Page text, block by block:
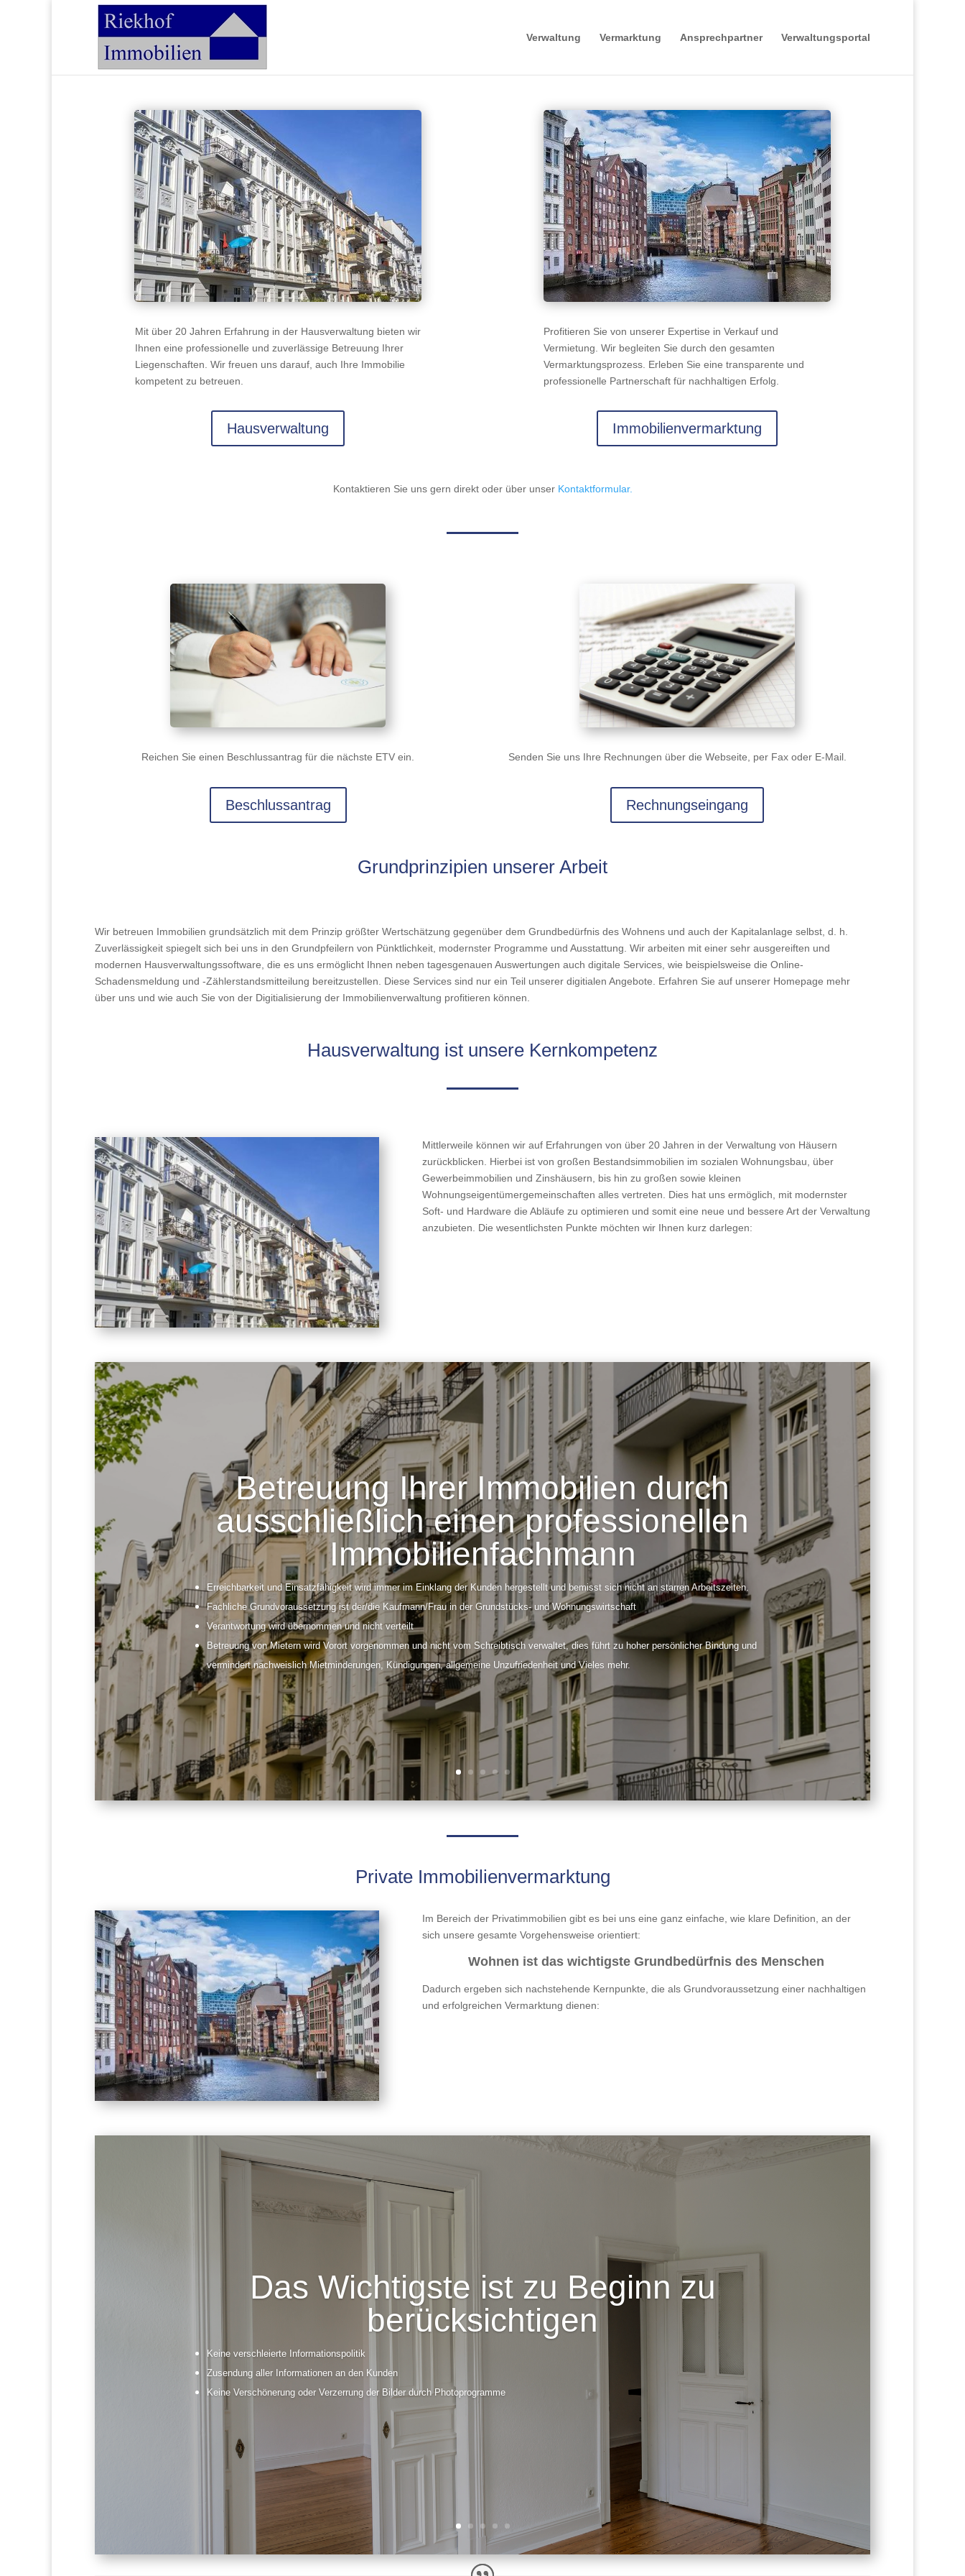
Verwaltung Vermarktung Ansprechpartner Verwaltungsportal
Mit über 20 Jahren Erfahrung in der Hausverwaltung bieten wir
Ihnen eine professionelle und zuverlässige Betreuung Ihrer
Liegenschaften. Wir freuen uns darauf, auch Ihre Immobilie
kompetent zu betreuen.
Hausverwaltung
Profitieren Sie von unserer Expertise in Verkauf und
Vermietung. Wir begleiten Sie durch den gesamten
Vermarktungsprozess. Erleben Sie eine transparente und
professionelle Partnerschaft für nachhaltigen Erfolg.
Immobilienvermarktung
Kontaktieren Sie uns gern direkt oder über unser Kontaktformular.
Reichen Sie einen Beschlussantrag für die nächste ETV ein.
Beschlussantrag
Senden Sie uns Ihre Rechnungen über die Webseite, per Fax oder E-Mail.
Rechnungseingang
Grundprinzipien unserer Arbeit
Wir betreuen Immobilien grundsätzlich mit dem Prinzip größter Wertschätzung gegenüber dem Grundbedürfnis des Wohnens und auch der Kapitalanlage selbst, d. h.
Zuverlässigkeit spiegelt sich bei uns in den Grundpfeilern von Pünktlichkeit, modernster Programme und Ausstattung. Wir arbeiten mit einer sehr ausgereiften und
modernen Hausverwaltungssoftware, die es uns ermöglicht Ihnen neben tagesgenauen Auswertungen auch digitale Services, wie beispielsweise die Online-
Schadensmeldung und -Zählerstandsmitteilung bereitzustellen. Diese Services sind nur ein Teil unserer digitialen Angebote. Erfahren Sie auf unserer Homepage mehr
über uns und wie auch Sie von der Digitialisierung der Immobilienverwaltung profitieren können.
Hausverwaltung ist unsere Kernkompetenz
Mittlerweile können wir auf Erfahrungen von über 20 Jahren in der Verwaltung von Häusern
zurückblicken. Hierbei ist von großen Bestandsimmobilien im sozialen Wohnungsbau, über
Gewerbeimmobilien und Zinshäusern, bis hin zu großen sowie kleinen
Wohnungseigentümergemeinschaften alles vertreten. Dies hat uns ermöglich, mit modernster
Soft- und Hardware die Abläufe zu optimieren und somit eine neue und bessere Art der Verwaltung
anzubieten. Die wesentlichsten Punkte möchten wir Ihnen kurz darlegen:
Betreuung Ihrer Immobilien durch
ausschließlich einen professionellen
Immobilienfachmann
Erreichbarkeit und Einsatzfähigkeit wird immer im Einklang der Kunden hergestellt und bemisst sich nicht an starren Arbeitszeiten.
Fachliche Grundvoraussetzung ist der/die Kaufmann/Frau in der Grundstücks- und Wohnungswirtschaft
Verantwortung wird übernommen und nicht verteilt
Betreuung von Mietern wird Vorort vorgenommen und nicht vom Schreibtisch verwaltet, dies führt zu hoher persönlicher Bindung und
vermindert nachweislich Mietminderungen, Kündigungen, allgemeine Unzufriedenheit und Vieles mehr.
Private Immobilienvermarktung
Im Bereich der Privatimmobilien gibt es bei uns eine ganz einfache, wie klare Definition, an der
sich unsere gesamte Vorgehensweise orientiert:
Wohnen ist das wichtigste Grundbedürfnis des Menschen
Dadurch ergeben sich nachstehende Kernpunkte, die als Grundvoraussetzung einer nachhaltigen
und erfolgreichen Vermarktung dienen:
Das Wichtigste ist zu Beginn zu
berücksichtigen
Keine verschleierte Informationspolitik
Zusendung aller Informationen an den Kunden
Keine Verschönerung oder Verzerrung der Bilder durch Photoprogramme